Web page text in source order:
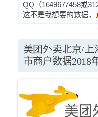
QQ（1649677458或
这不是我想要的数据，
美团外卖北京/上
市商户数据2018